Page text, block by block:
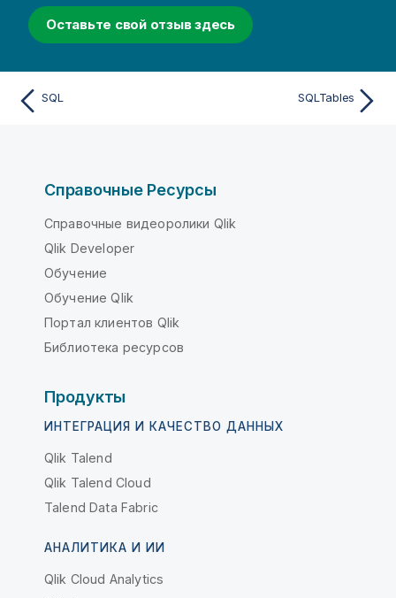
Оставьте свой отзыв здесь
SQL SQLTables
Справочные Ресурсы
Справочные видеоролики Qlik
Qlik Developer
Обучение
Обучение Qlik
Портал клиентов Qlik
Библиотека ресурсов
Продукты
ИНТЕГРАЦИЯ И КАЧЕСТВО ДАННЫХ
Qlik Talend
Qlik Talend Cloud
Talend Data Fabric
АНАЛИТИКА И ИИ
Qlik Cloud Analytics